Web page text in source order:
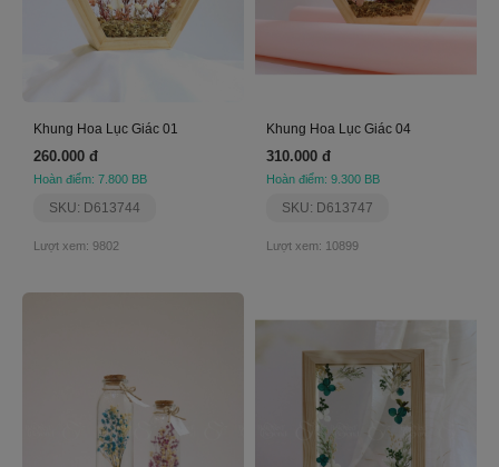
Khung Hoa Lục Giác 01
260.000 đ
Hoàn điểm: 7.800 BB
SKU: D613744
Lượt xem: 9802
Khung Hoa Lục Giác 04
310.000 đ
Hoàn điểm: 9.300 BB
SKU: D613747
Lượt xem: 10899